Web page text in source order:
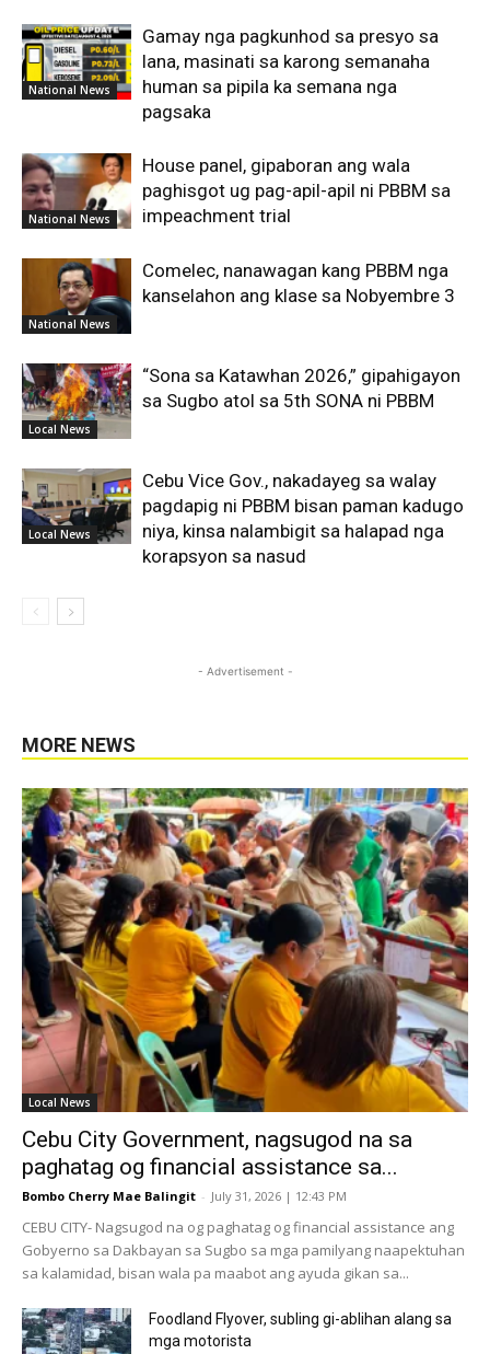
National News
Gamay nga pagkunhod sa presyo sa
lana, masinati sa karong semanaha
human sa pipila ka semana nga
pagsaka
National News
House panel, gipaboran ang wala
paghisgot ug pag-apil-apil ni PBBM sa
impeachment trial
National News
Comelec, nanawagan kang PBBM nga
kanselahon ang klase sa Nobyembre 3
Local News
“Sona sa Katawhan 2026,” gipahigayon
sa Sugbo atol sa 5th SONA ni PBBM
Local News
Cebu Vice Gov., nakadayeg sa walay
pagdapig ni PBBM bisan paman kadugo
niya, kinsa nalambigit sa halapad nga
korapsyon sa nasud
- Advertisement -
MORE NEWS
Local News
Cebu City Government, nagsugod na sa
paghatag og financial assistance sa...
Bombo Cherry Mae Balingit - July 31, 2026 | 12:43 PM
CEBU CITY- Nagsugod na og paghatag og financial assistance ang
Gobyerno sa Dakbayan sa Sugbo sa mga pamilyang naapektuhan
sa kalamidad, bisan wala pa maabot ang ayuda gikan sa...
Foodland Flyover, subling gi-ablihan alang sa
mga motorista